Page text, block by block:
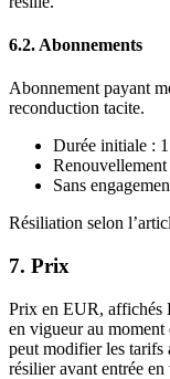
6.2. Abonnements
Abonnement payant
reconduction tacite.
Durée initiale :
Sans
Résiliation selon
7. Prix
Prix en EUR, affichés
en vigueur au
peut modifier les tarifs
résilier avant entrée en